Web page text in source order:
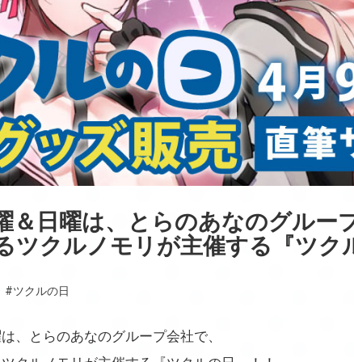
＆日曜は、とらのあなのグルー
ツクルノモリが主催する『ツク
#ツクルの日
、とらのあなのグループ会社で、